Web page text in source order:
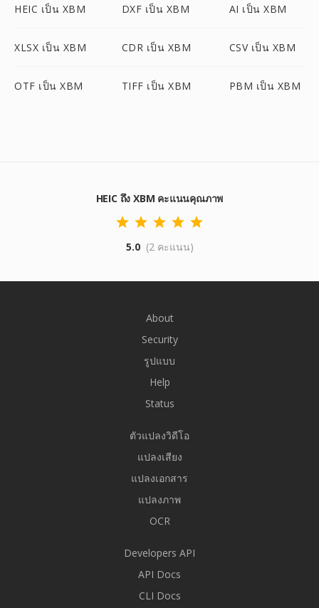
HEIC เป็น XBM DXF เป็น XBM AI เป็น XBM
XLSX เป็น XBM CDR เป็น XBM CSV เป็น XBM
OTF เป็น XBM TIFF เป็น XBM PBM เป็น XBM
HEIC ถึง XBM คะแนนคุณภาพ
5.0 (2 คะแนน)
About
Security
รูปแบบ
Help
Status
ตัวแปลงวิดีโอ
แปลงเสียง
แปลงเอกสาร
แปลงภาพ
OCR
Developers API
API Docs
CLI Docs